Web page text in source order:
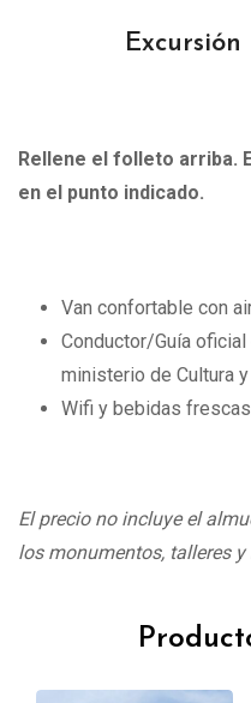
Excursión
Rellene el folleto arriba.
en el punto indicado.
Van confortable con
Conductor/Guía
ministerio de Cultura
Wifi y bebidas frescas
El precio no incluye el
los monumentos, talleres y